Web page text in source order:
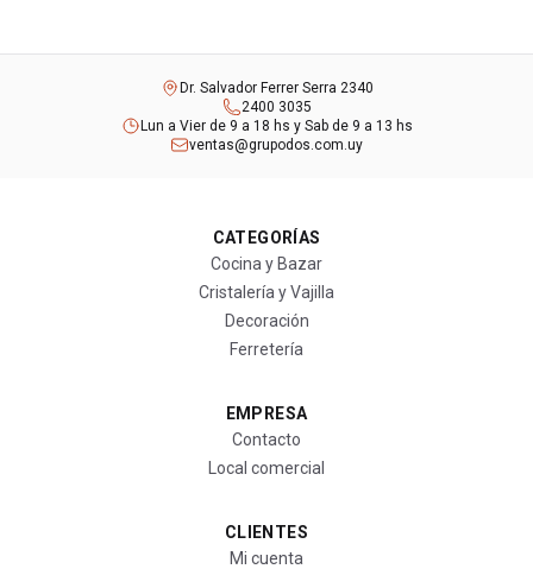
Dr. Salvador Ferrer Serra 2340
2400 3035
Lun a Vier de 9 a 18 hs y Sab de 9 a 13 hs
ventas@grupodos.com.uy
CATEGORÍAS
Cocina y Bazar
Cristalería y Vajilla
Decoración
Ferretería
EMPRESA
Contacto
Local comercial
CLIENTES
Mi cuenta